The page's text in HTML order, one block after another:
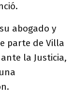
abogado y
parte de Villa
la Justicia,